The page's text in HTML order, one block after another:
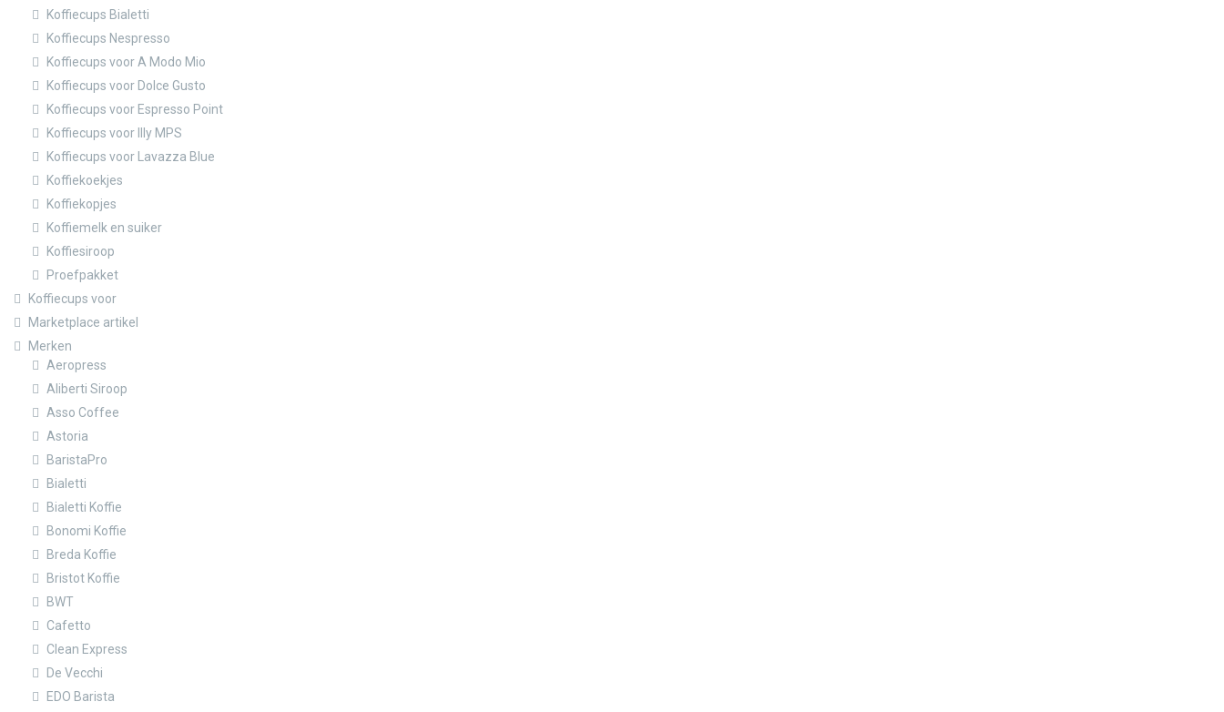
Koffiecups Bialetti
Koffiecups Nespresso
Koffiecups voor A Modo Mio
Koffiecups voor Dolce Gusto
Koffiecups voor Espresso Point
Koffiecups voor Illy MPS
Koffiecups voor Lavazza Blue
Koffiekoekjes
Koffiekopjes
Koffiemelk en suiker
Koffiesiroop
Proefpakket
Koffiecups voor
Marketplace artikel
Merken
Aeropress
Aliberti Siroop
Asso Coffee
Astoria
BaristaPro
Bialetti
Bialetti Koffie
Bonomi Koffie
Breda Koffie
Bristot Koffie
BWT
Cafetto
Clean Express
De Vecchi
EDO Barista